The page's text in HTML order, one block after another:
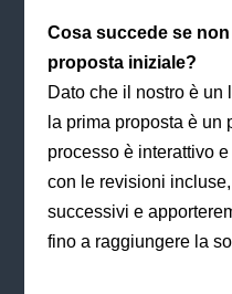
Cosa succede se
proposta iniziale?
Dato che il nostro è un
la prima proposta è un
processo è interattivo
con le revisioni
successivi e
fino a raggiungere la